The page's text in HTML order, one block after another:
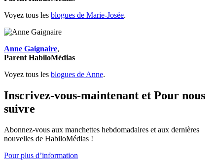
Voyez tous les blogues de Marie-Josée.
Anne Gaignaire,
Parent HabiloMédias
Voyez tous les blogues de Anne.
Inscrivez-vous-maintenant et Pour nous
suivre
Abonnez-vous aux manchettes hebdomadaires et aux dernières
nouvelles de HabiloMédias !
Pour plus d’information